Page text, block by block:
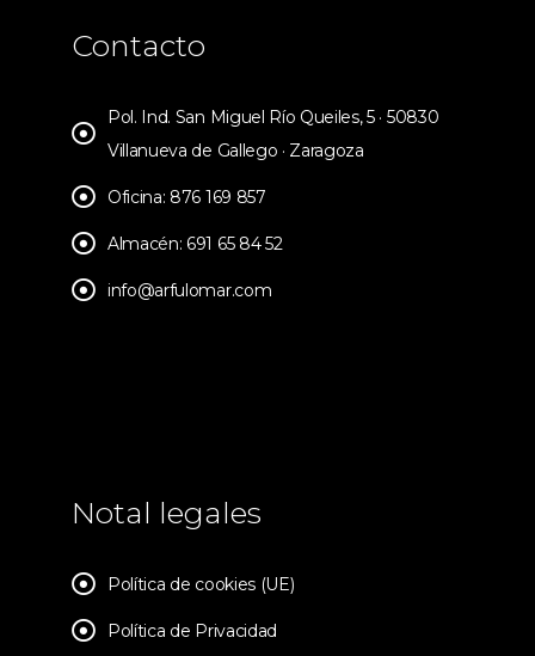
Contacto
Pol. Ind. San Miguel Río Queiles, 5 · 50830
Villanueva de Gallego · Zaragoza
Oficina: 876 169 857
Almacén: 691 65 84 52
info@arfulomar.com
Notal legales
Política de cookies (UE)
Política de Privacidad